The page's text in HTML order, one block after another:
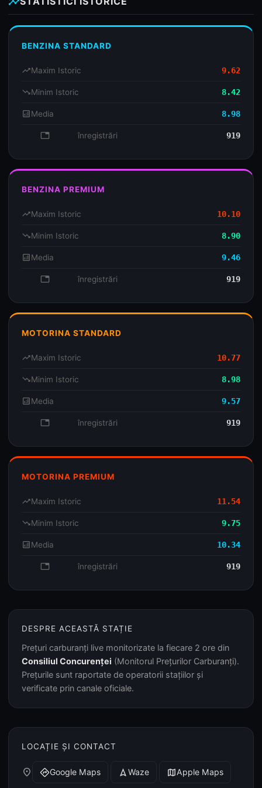
BENZINA STANDARD
trending_upMaxim Istoric 9.62
trending_downMinim Istoric 8.42
analyticsMedia 8.98
database înregistrări 919
BENZINA PREMIUM
trending_upMaxim Istoric 10.10
trending_downMinim Istoric 8.90
analyticsMedia 9.46
database înregistrări 919
MOTORINA STANDARD
trending_upMaxim Istoric 10.77
trending_downMinim Istoric 8.98
analyticsMedia 9.57
database înregistrări 919
MOTORINA PREMIUM
trending_upMaxim Istoric 11.54
trending_downMinim Istoric 9.75
analyticsMedia 10.34
database înregistrări 919
DESPRE ACEASTĂ STAȚIE
Prețuri carburanți live monitorizate la fiecare 2 ore din
Consiliul Concurenței (Monitorul Prețurilor Carburanți).
Prețurile sunt raportate de operatorii stațiilor și
verificate prin canale oficiale.
LOCAȚIE ȘI CONTACT
place directionsGoogle Maps navigation Waze mapApple Maps